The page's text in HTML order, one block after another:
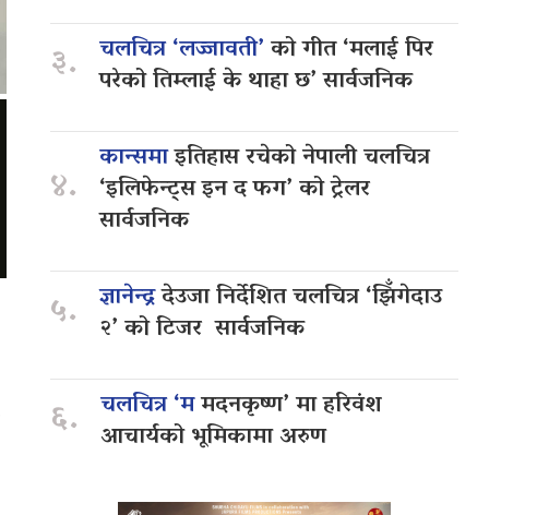
३. चलचित्र ‘लज्जावती’को गीत ‘मलाई पिर
परेको तिम्लाई के थाहा छ’ सार्वजनिक
४.
कान्समाइतिहास रचेको नेपाली चलचित्र
‘इलिफेन्ट्स इन द फग’ को ट्रेलर
सार्वजनिक
५. ज्ञानेन्द्रदेउजा निर्देशित चलचित्र ‘झिँगेदाउ
२’ को टिजर सार्वजनिक
६. चलचित्र ‘ममदनकृष्ण’ मा हरिवंश
आचार्यको भूमिकामा अरुण